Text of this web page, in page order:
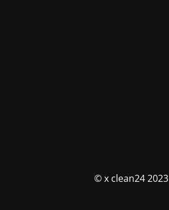
© x clean24 2023